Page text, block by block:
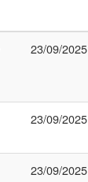
23/09/2025
23/09/2025
23/09/2025